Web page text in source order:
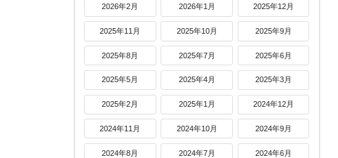
2026年2月 2026年1月 2025年12月
2025年11月 2025年10月 2025年9月
2025年8月 2025年7月 2025年6月
2025年5月 2025年4月 2025年3月
2025年2月 2025年1月 2024年12月
2024年11月 2024年10月 2024年9月
2024年8月 2024年7月 2024年6月